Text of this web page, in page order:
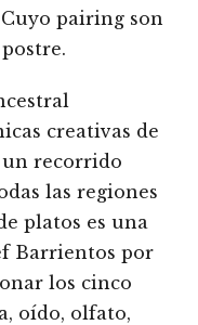
pairing son
creativas de
un recorrido
las regiones
platos es una
Barrientos por
los cinco
oído, olfato,